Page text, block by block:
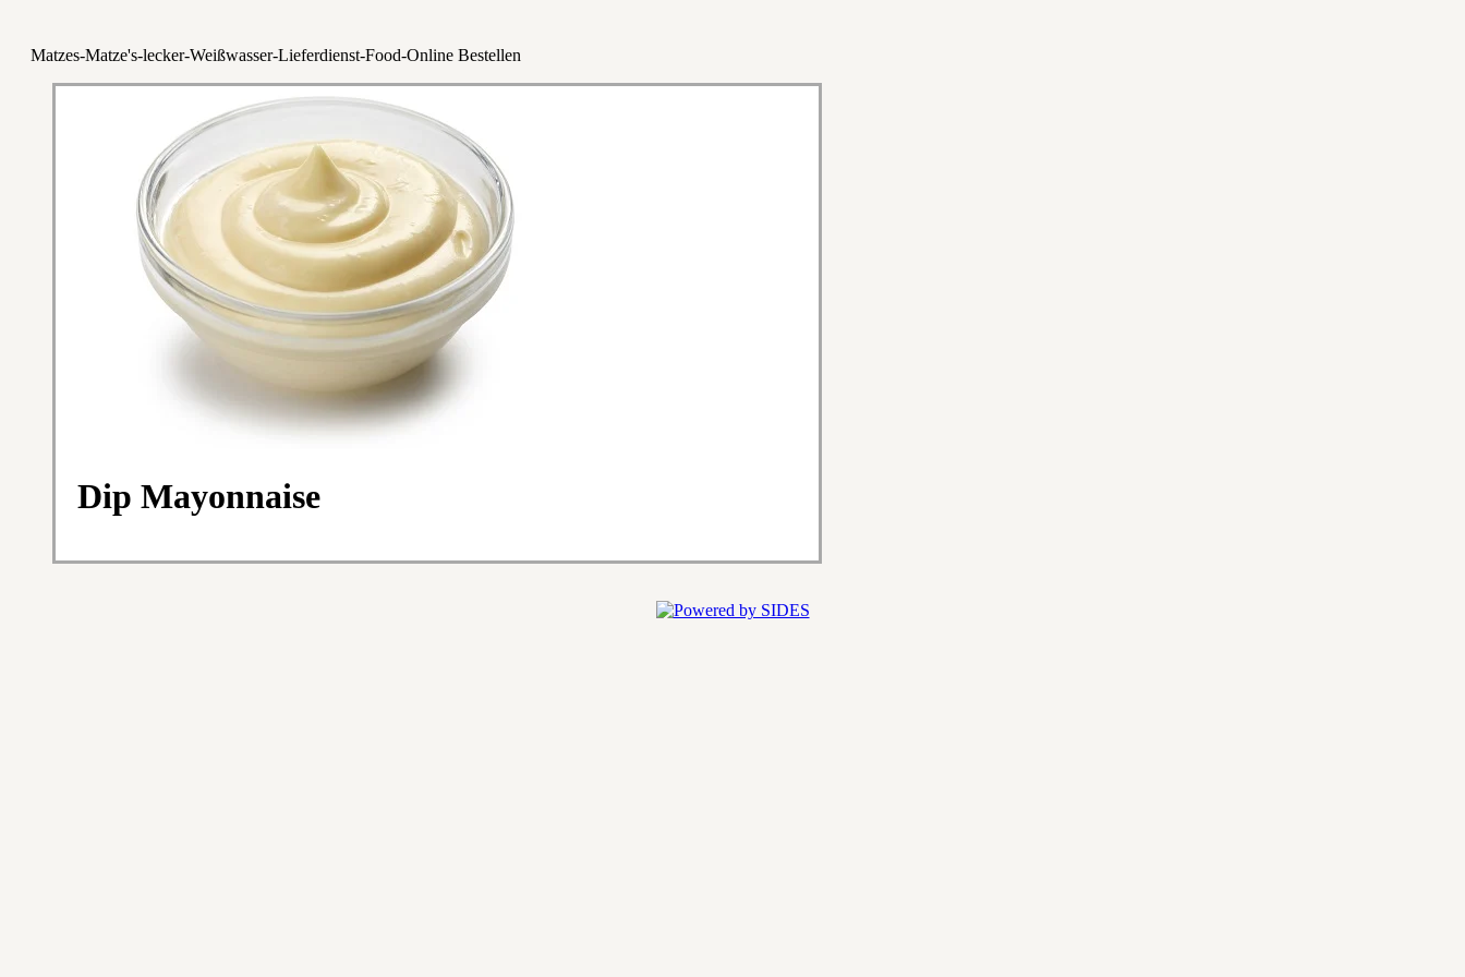
Matzes-Matze's-lecker-Weißwasser-Lieferdienst-Food-Online Bestellen
Dip Mayonnaise